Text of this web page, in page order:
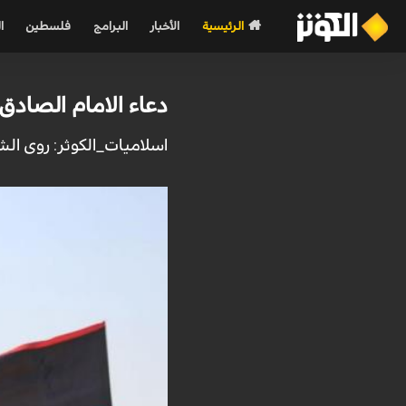
الرئيسية الأخبار البرامج فلسطين
دعاء الامام
اسلاميات_الكوثر: روى